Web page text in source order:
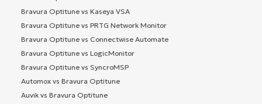
Bravura Optitune vs Kaseya VSA
Bravura Optitune vs PRTG Network Monitor
Bravura Optitune vs Connectwise Automate
Bravura Optitune vs LogicMonitor
Bravura Optitune vs SyncroMSP
Automox vs Bravura Optitune
Auvik vs Bravura Optitune